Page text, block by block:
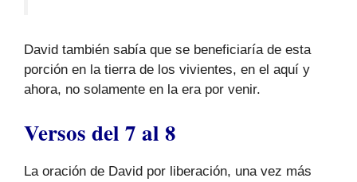
David también sabía que se beneficiaría de esta
porción en la tierra de los vivientes, en el aquí y
ahora, no solamente en la era por venir.
Versos del 7 al 8
La oración de David por liberación, una vez más